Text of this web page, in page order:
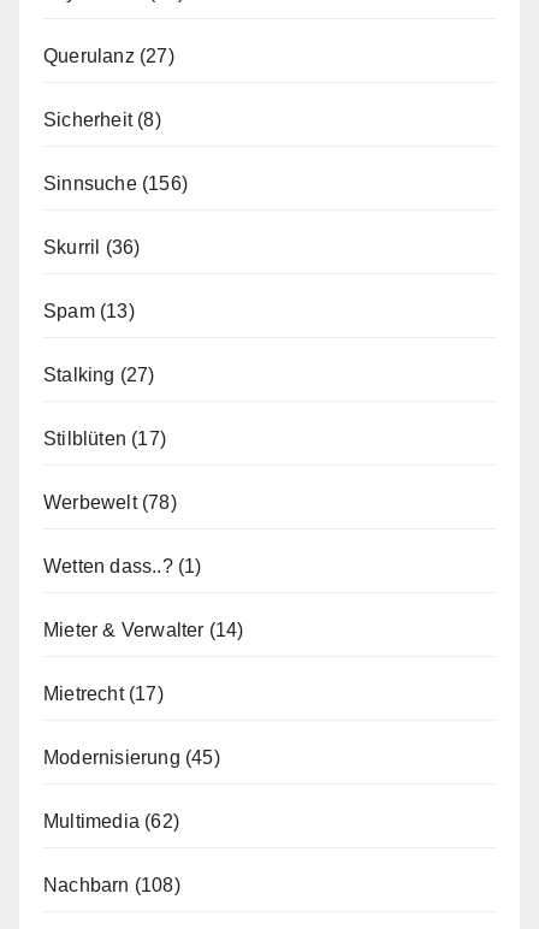
Querulanz(27)
Sicherheit(8)
Sinnsuche(156)
Skurril (36)
Spam(13)
Stalking (27)
Stilblüten (17)
Werbewelt(78)
Wetten dass..?(1)
Mieter & Verwalter (14)
Mietrecht(17)
Modernisierung (45)
Multimedia (62)
Nachbarn (108)